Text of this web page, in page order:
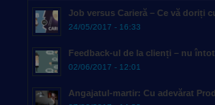
Job versus Carieră – Ce vă doriți
24/05/2017 - 16:33
Feedback-ul de la clienți – nu
02/06/2017 - 12:01
Angajatul-martir: Cu adevărat